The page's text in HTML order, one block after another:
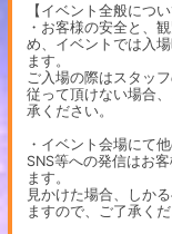
【イベント全般につい
・お客様の安全と、
め、イベントでは入
ます。
ご入場の際はスタッ
従って頂けない場合
承ください。
・イベント会場にて
SNS等への発信はお
ます。
見かけた場合、しか
ますので、ご了承くだ